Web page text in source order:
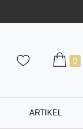
0
ARTIKEL